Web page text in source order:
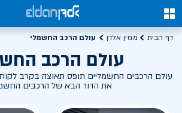
0
דף הבית מגזין אלדן עולם הרכב החשמלי
עולם הרכב
עולם הרכבים החשמליים תופס תאוצה בקרב
את הדור הבא של הרכבים